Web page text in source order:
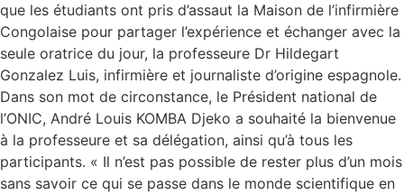
que les étudiants ont pris d’assaut la Maison de l’infirmière
Congolaise pour partager l’expérience et échanger avec la
seule oratrice du jour, la professeure Dr Hildegart
Gonzalez Luis, infirmière et journaliste d’origine espagnole.
Dans son mot de circonstance, le Président national de
l’ONIC, André Louis KOMBA Djeko a souhaité la bienvenue
à la professeure et sa délégation, ainsi qu’à tous les
participants. « Il n’est pas possible de rester plus d’un mois
sans savoir ce qui se passe dans le monde scientifique en